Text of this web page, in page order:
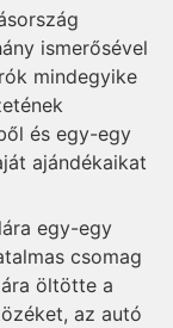
ismerősével
mindegyike
és egy-egy
ajándékaikat
egy-egy
csomag
öltötte a
az autó